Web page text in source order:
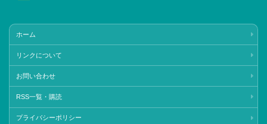
ホーム
リンクについて
お問い合わせ
RSS一覧・購読
プライバシーポリシー